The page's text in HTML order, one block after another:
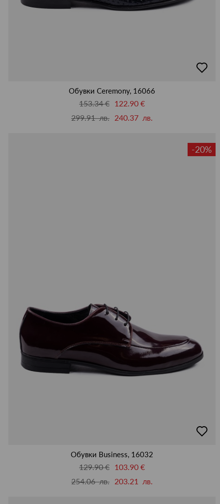
в
Обувки Ceremony, 16066
153.34 € 122.90 €
299.91 лв. 240.37 лв.
-20%
в
Обувки Business, 16032
129.90 € 103.90 €
254.06 лв. 203.21 лв.